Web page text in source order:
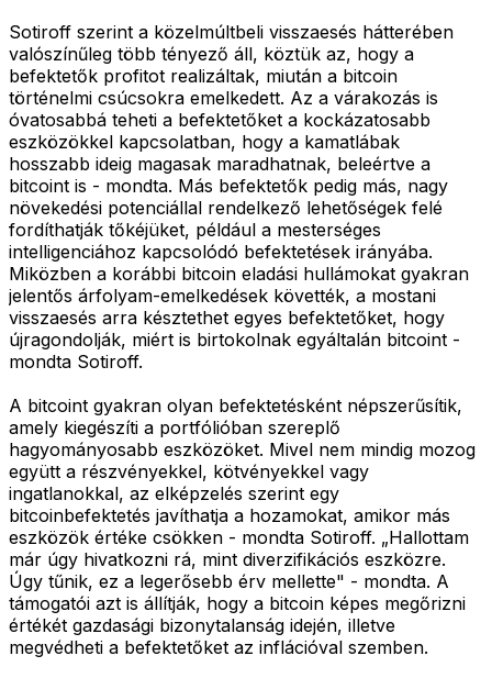
Sotiroff szerint a közelmúltbeli visszaesés hátterében
valószínűleg több tényező áll, köztük az, hogy a
befektetők profitot realizáltak, miután a bitcoin
történelmi csúcsokra emelkedett. Az a várakozás is
óvatosabbá teheti a befektetőket a kockázatosabb
eszközökkel kapcsolatban, hogy a kamatlábak
hosszabb ideig magasak maradhatnak, beleértve a
bitcoint is - mondta. Más befektetők pedig más, nagy
növekedési potenciállal rendelkező lehetőségek felé
fordíthatják tőkéjüket, például a mesterséges
intelligenciához kapcsolódó befektetések irányába.
Miközben a korábbi bitcoin eladási hullámokat gyakran
jelentős árfolyam-emelkedések követték, a mostani
visszaesés arra késztethet egyes befektetőket, hogy
újragondolják, miért is birtokolnak egyáltalán bitcoint -
mondta Sotiroff.
A bitcoint gyakran olyan befektetésként népszerűsítik,
amely kiegészíti a portfólióban szereplő
hagyományosabb eszközöket. Mivel nem mindig mozog
együtt a részvényekkel, kötvényekkel vagy
ingatlanokkal, az elképzelés szerint egy
bitcoinbefektetés javíthatja a hozamokat, amikor más
eszközök értéke csökken - mondta Sotiroff. „Hallottam
már úgy hivatkozni rá, mint diverzifikációs eszközre.
Úgy tűnik, ez a legerősebb érv mellette" - mondta. A
támogatói azt is állítják, hogy a bitcoin képes megőrizni
értékét gazdasági bizonytalanság idején, illetve
megvédheti a befektetőket az inflációval szemben.